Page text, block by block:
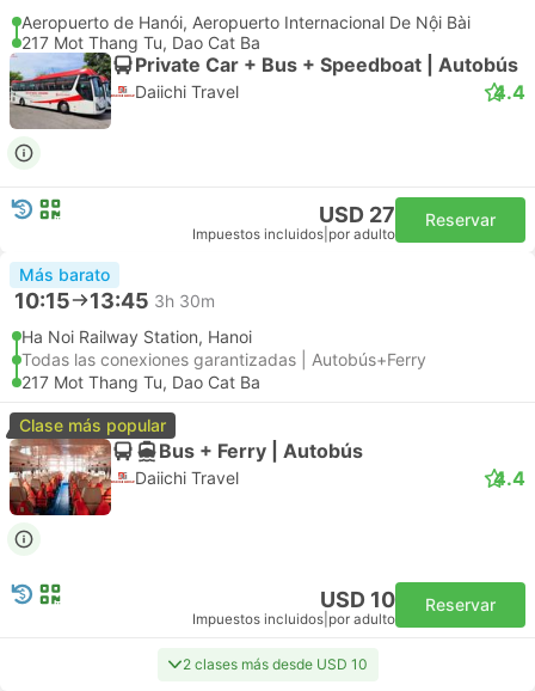
Aeropuerto de Hanói, Aeropuerto Internacional De Nội Bài
217 Mot Thang Tu, Dao Cat Ba
Private Car + Bus + Speedboat | Autobús
Daiichi Travel 4.4
USD 27
Impuestos incluidos por adulto
Reservar
Más barato
10:15 13:45 3h 30m
Ha Noi Railway Station, Hanoi
Todas las conexiones garantizadas | Autobús+Ferry
217 Mot Thang Tu, Dao Cat Ba
Clase más popular
Bus + Ferry | Autobús
Daiichi Travel 4.4
USD 10
Impuestos incluidos por adulto
Reservar
2 clases más desde USD 10